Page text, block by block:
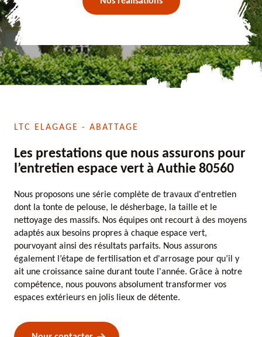
LTC ELAGAGE - ABATTAGE
Les prestations que nous assurons pour
l’entretien espace vert à Authie 80560
Nous proposons une série complète de travaux d'entretien
dont la tonte de pelouse, le désherbage, la taille et le
nettoyage des massifs. Nos équipes ont recourt à des moyens
adaptés aux besoins propres à chaque espace vert,
pourvoyant ainsi des résultats parfaits. Nous assurons
également l’étape de fertilisation et d'arrosage pour qu’il y
ait une croissance saine durant toute l'année. Grâce à notre
compétence, nous pouvons absolument transformer vos
espaces extérieurs en jolis lieux de détente.